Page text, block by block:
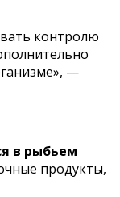
контролю
—
в рыбьем
продукты,